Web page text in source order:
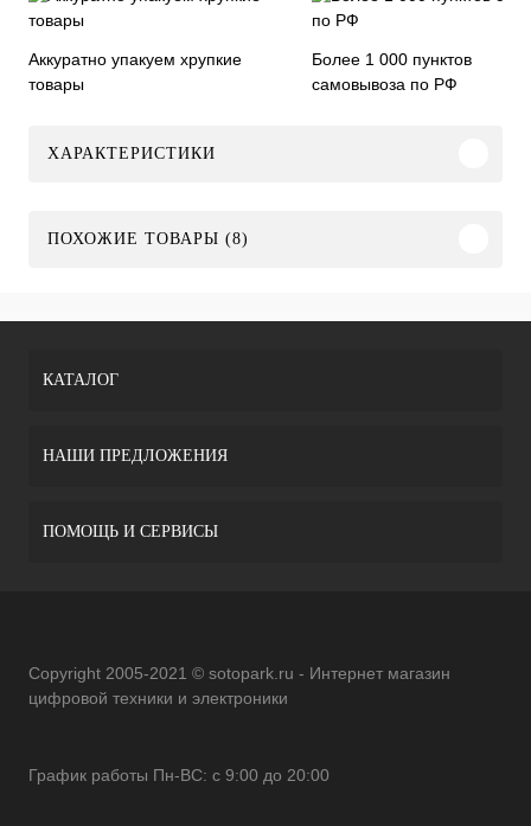
Аккуратно упакуем хрупкие
товары
Более 1 000 пунктов
самовывоза по РФ
ХАРАКТЕРИСТИКИ
ПОХОЖИЕ ТОВАРЫ (8)
КАТАЛОГ
НАШИ ПРЕДЛОЖЕНИЯ
ПОМОЩЬ И СЕРВИСЫ
Copyright 2005-2021 © sotopark.ru - Интернет магазин
цифровой техники и электроники
График работы Пн-ВС: с 9:00 до 20:00